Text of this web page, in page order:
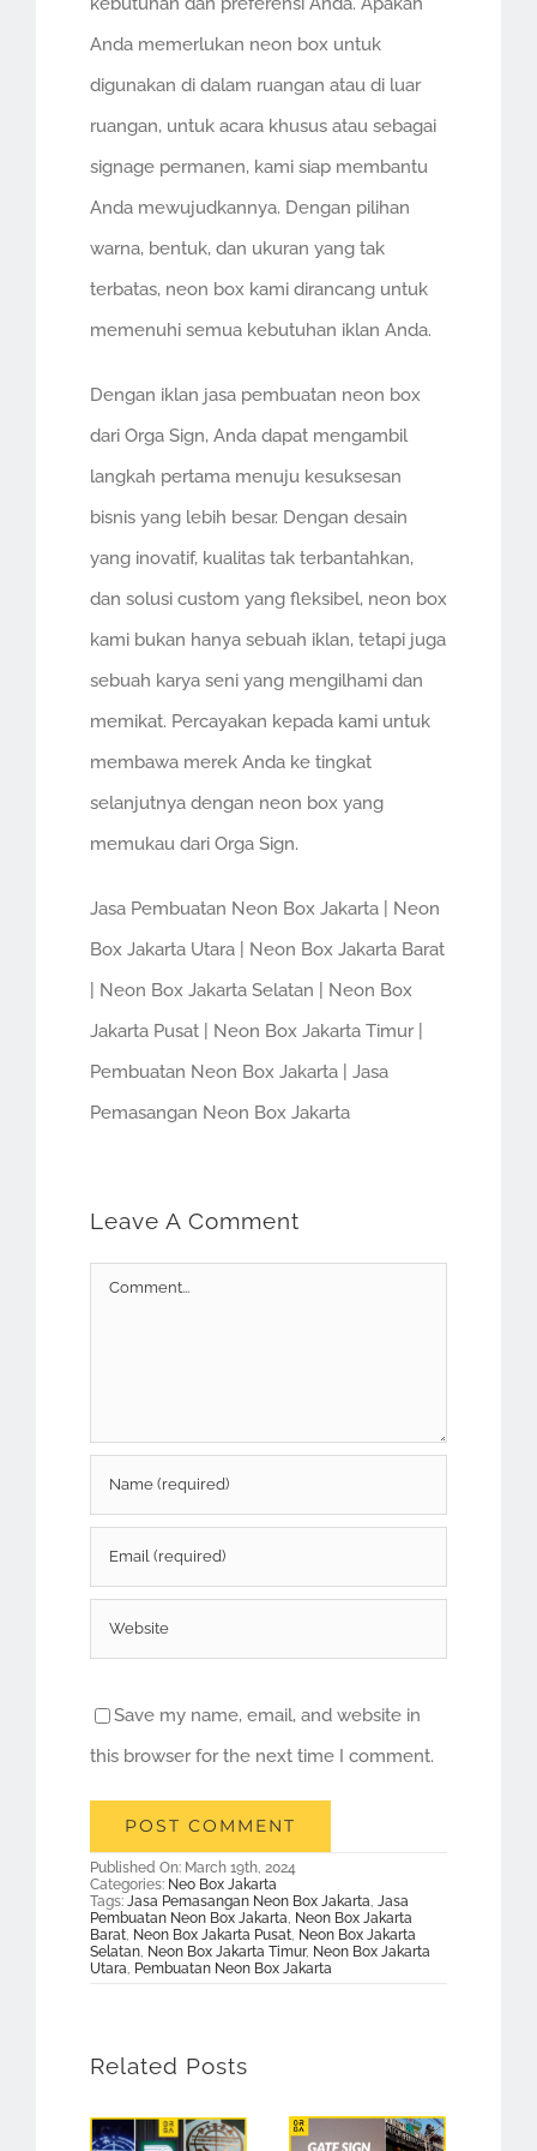
Anda memerlukan neon box untuk
digunakan di dalam ruangan atau di luar
ruangan, untuk acara khusus atau sebagai
signage permanen, kami siap membantu
Anda mewujudkannya. Dengan pilihan
warna, bentuk, dan ukuran yang tak
terbatas, neon box kami dirancang untuk
memenuhi semua kebutuhan iklan Anda.
Dengan iklan jasa pembuatan neon box
dari Orga Sign, Anda dapat mengambil
langkah pertama menuju kesuksesan
bisnis yang lebih besar. Dengan desain
yang inovatif, kualitas tak terbantahkan,
dan solusi custom yang fleksibel, neon box
kami bukan hanya sebuah iklan, tetapi juga
sebuah karya seni yang mengilhami dan
memikat. Percayakan kepada kami untuk
membawa merek Anda ke tingkat
selanjutnya dengan neon box yang
memukau dari Orga Sign.
Jasa Pembuatan Neon Box Jakarta | Neon
Box Jakarta Utara | Neon Box Jakarta Barat
| Neon Box Jakarta Selatan | Neon Box
Jakarta Pusat | Neon Box Jakarta Timur |
Pembuatan Neon Box Jakarta | Jasa
Pemasangan Neon Box Jakarta
Leave A Comment
Comment
Save my name, email, and website in
this browser for the next time I comment.
Published On: March 19th, 2024
Categories: Neo Box Jakarta
Tags: Jasa Pemasangan Neon Box Jakarta, Jasa
Pembuatan Neon Box Jakarta, Neon Box Jakarta
Barat, Neon Box Jakarta Pusat, Neon Box Jakarta
Selatan, Neon Box Jakarta Timur, Neon Box Jakarta
Utara, Pembuatan Neon Box Jakarta
Related Posts